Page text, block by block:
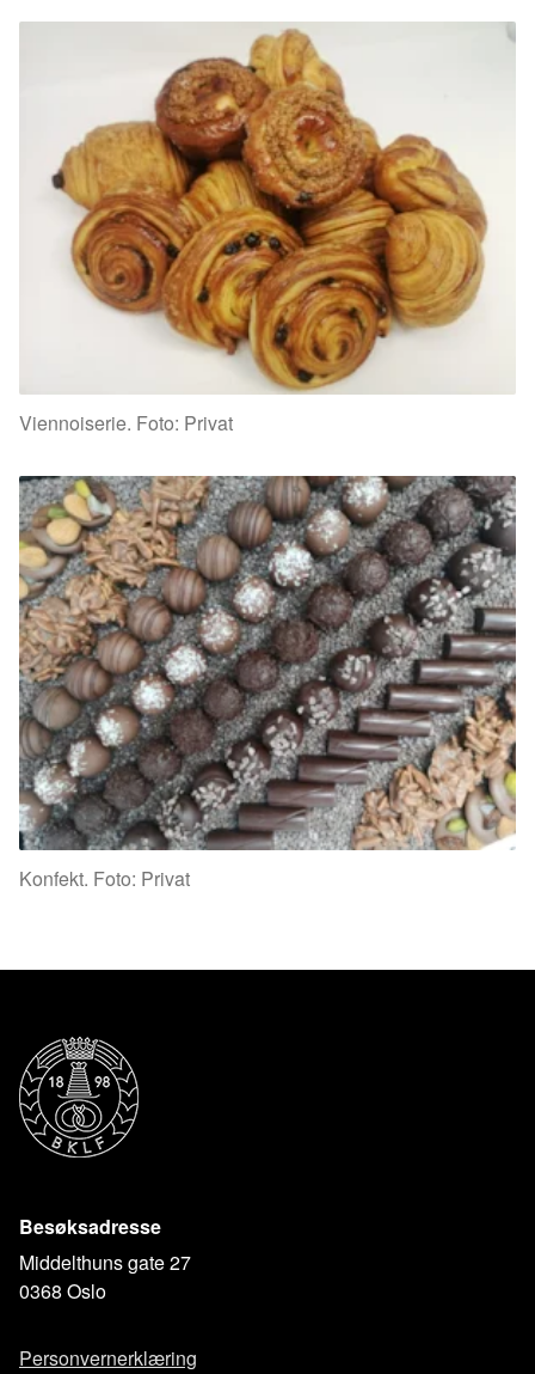
Viennoiserie. Foto: Privat
Konfekt. Foto: Privat
Besøksadresse
Middelthuns gate 27
0368 Oslo
Personvernerklæring